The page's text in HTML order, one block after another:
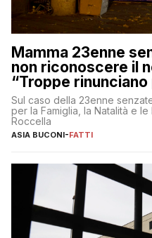
Mamma 23enne
non riconoscere il
“Troppe
Sul caso della 23enne
per la Famiglia, la Natalità e
Roccella
ASIA BUCONI-FATTI